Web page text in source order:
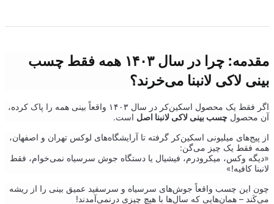
مقدمه: چرا در سال ۱۴۰۳ همه فقط چسب
بینی لاکی لانبنا می‌خرند؟
اگر فقط یک محصول اسکین‌کر در سال ۱۴۰۳ واقعاً بینی همه را پاک کرده،
آن محصول چسب بینی لاکی لانبنا اصل است.
از پیج‌های میلیونی اسکین‌کر گرفته تا آرایشگاه‌های لوکس تهران و اصفهان،
همه فقط یک چیز می‌گن:
«دیگه وکس، میکرودرم، فیشیال یا دستگاه جوش سرسیاه نمی‌خوام، فقط
لانبنا کافیه!»
چون این چسب واقعاً جوش‌های سرسیاه و سرسفید عمیق بینی را از ریشه
می‌کَند – همان‌هایی که سال‌ها با هیچ چیزی درنمی‌آمدند!